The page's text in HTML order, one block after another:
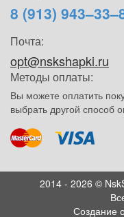
8 (913)
Почта:
opt@nskshapki.ru
Методы оплаты:
Вы можете оплатить
выбрать другой способ
2014 - 2026 ©
Создание